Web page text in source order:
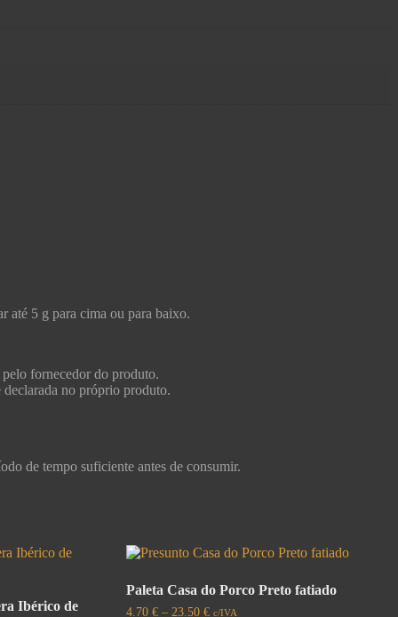
até 5 g para cima ou para baixo.
fornecedor do produto.
no próprio produto.
de tempo suficiente antes de consumir.
Ibérico de
Paleta Casa do Porco Preto fatiado
4.70 € – 23.50 € c/IVA